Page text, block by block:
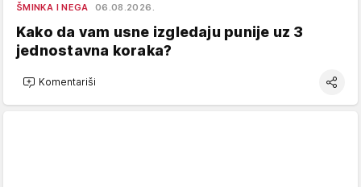
ŠMINKA I NEGA 06.08.2026.
Kako da vam usne izgledaju punije uz 3
jednostavna koraka?
Komentariši